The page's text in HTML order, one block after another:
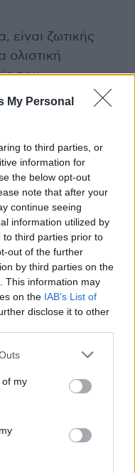
My Personal
to third parties, or
information for
the below opt-out
note that after your
continue seeing
information utilized by
to third parties prior to
out of the further
by third parties on the
This information may
on the IAB’s List of
disclose it to other
of my
ζωτικής
ολιστική
που
από τις δύο
θεραπεία της
κύματα,
ενώ για την
(δεν υπάρχει
θεραπείες
αγωγή
στόχος
εξέλιξη της
είναι η
διάγνωση, η οποία
κλινική εξέταση,
με άλλες
Peyronie.